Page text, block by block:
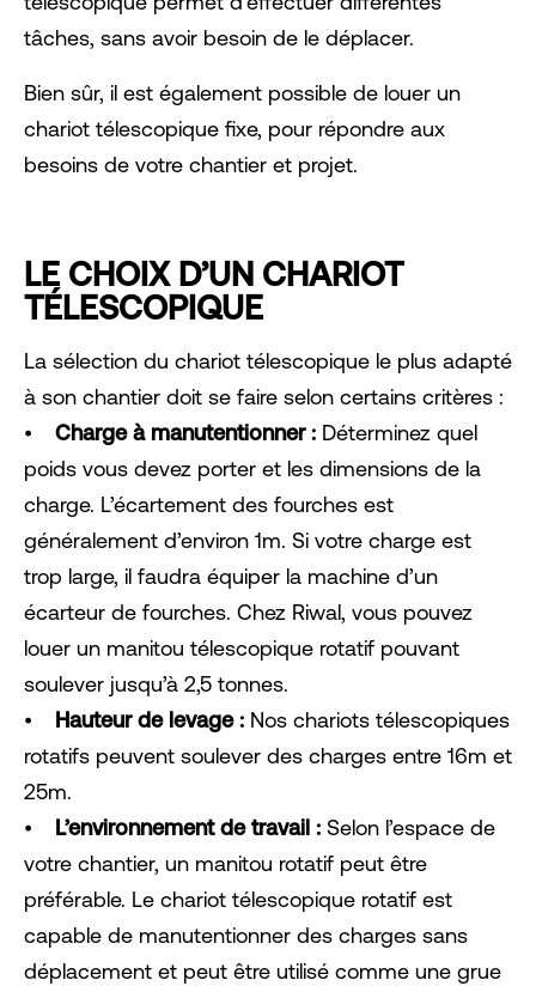
tâches, sans avoir besoin de le déplacer.
Bien sûr, il est également possible de louer un
chariot télescopique fixe, pour répondre aux
besoins de votre chantier et projet.
LE CHOIX D’UN CHARIOT
TÉLESCOPIQUE
La sélection du chariot télescopique le plus adapté
à son chantier doit se faire selon certains critères :
⦁ Charge à manutentionner : Déterminez quel
poids vous devez porter et les dimensions de la
charge. L’écartement des fourches est
généralement d’environ 1m. Si votre charge est
trop large, il faudra équiper la machine d’un
écarteur de fourches. Chez Riwal, vous pouvez
louer un manitou télescopique rotatif pouvant
soulever jusqu’à 2,5 tonnes.
⦁ Hauteur de levage : Nos chariots télescopiques
rotatifs peuvent soulever des charges entre 16m et
25m.
⦁ L’environnement de travail : Selon l’espace de
votre chantier, un manitou rotatif peut être
préférable. Le chariot télescopique rotatif est
capable de manutentionner des charges sans
déplacement et peut être utilisé comme une grue